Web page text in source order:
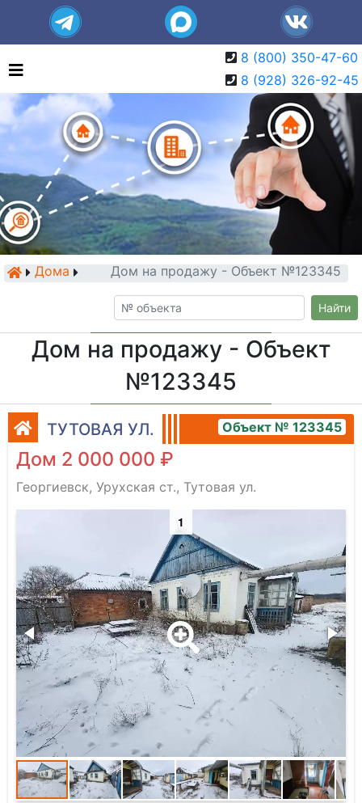
8 (800) 350-47-60
8 (928) 326-92-45
Дома Дом на продажу - Объект №123345
Найти
Дом на продажу - Объект
№123345
ТУТОВАЯ УЛ. Объект № 123345
Дом 2 000 000 ₽
Георгиевск, Урухская ст., Тутовая ул.
1